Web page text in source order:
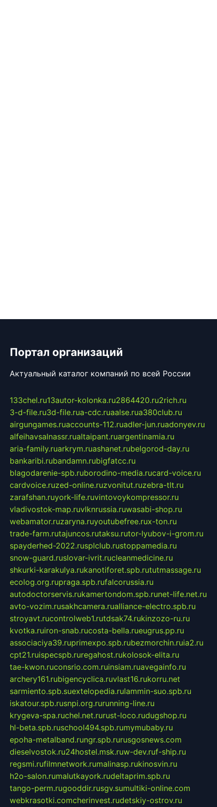
Портал организаций
Актуальный каталог компаний по всей России
133chel.ru13autor-kolonka.ru2864420.ru2rich.ru
3-d-file.ru3d-file.rua-cdc.ruaalse.rua380club.ru
airgungames.ruaccounts-112.ruadler-jun.ruadonyev.ru
alfeihavsalnassr.rualtaipant.ruargentinamia.ru
aria-family.ruarkrym.ruashanet.rubelgorod-day.ru
bankaribi.rubandamn.rubigfatcc.ru
blagodarenie-spb.ruborodino-media.rucard-voice.ru
cardvoice.ruzed-online.ruzvonitut.ruzebra-tlt.ru
zarafshan.ruyork-life.ruvintovoykompressor.ru
vladivostok-map.ruvlknrussia.ruwasabi-shop.ru
webamator.ruzaryna.ruyoutubefree.rux-ton.ru
trade-farm.rutajuncos.rutaksu.rutor-lyubov-i-grom.ru
spayderhed-2022.rusplclub.rustoppamedia.ru
snow-guard.ruslovar-ivrit.rucleanmedicine.ru
shkurki-karakulya.rukanotiforet.spb.rututmassage.ru
ecolog.org.rupraga.spb.rufalcorussia.ru
autodoctorservis.rukamertondom.spb.runet-life.net.ru
avto-vozim.rusakhcamera.rualliance-electro.spb.ru
stroyavt.rucontrolweb1.rutdsak74.rukinzozo-ru.ru
kvotka.ruiron-snab.rucosta-bella.rueugrus.pp.ru
associaciya39.ruprimexpo.spb.rubezmorchin.ruia2.ru
cpt21.ruispecspb.ruregahost.rukolosok-elita.ru
tae-kwon.ruconsrio.com.ruinsiam.ruavegainfo.ru
archery161.rubigencyclica.ruvlast16.rukorru.net
sarmiento.spb.suextelopedia.rulammin-suo.spb.ru
iskatour.spb.rusnpi.org.rurunning-line.ru
krygeva-spa.ruchel.net.rurust-loco.rudugshop.ru
hl-beta.spb.ruschool494.spb.rumymubaby.ru
epoha-metalband.rungr.spb.rurusgosnews.com
dieselvostok.ru24hostel.msk.ruw-dev.ruf-ship.ru
regsmi.rufilmnetwork.rumalinasp.rukinosvin.ru
h2o-salon.rumalutkayork.rudeltaprim.spb.ru
tango-perm.rugooddir.rusgv.sumultiki-online.com
webkrasotki.comcherinvest.rudetskiy-ostrov.ru